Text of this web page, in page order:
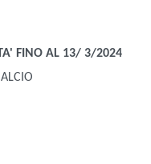
FINO AL 13/ 3/2024